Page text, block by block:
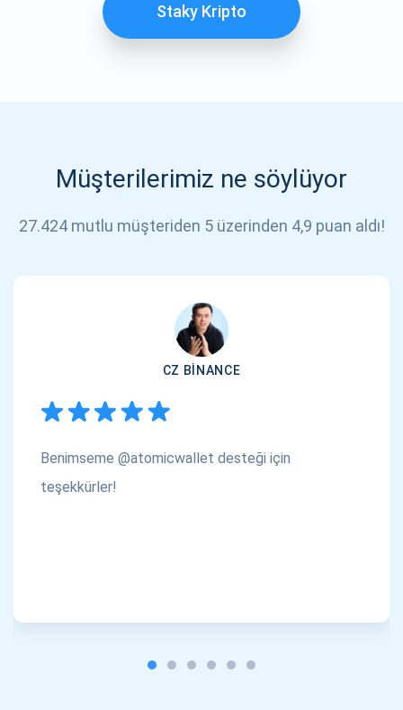
Staky Kripto
Müşterilerimiz ne söylüyor
27.424 mutlu müşteriden 5 üzerinden 4,9 puan aldı!
CZ BINANCE
Benimseme @atomicwallet desteği için
teşekkürler!